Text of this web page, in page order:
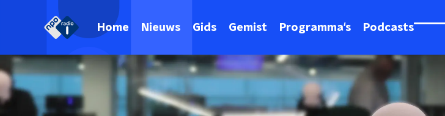
Home Nieuws Gids Gemist Programma's Podcasts